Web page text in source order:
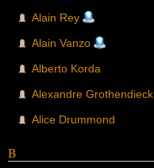
Alain Rey
Alain Vanzo
Alberto Korda
Alexandre Grothendieck
Alice Drummond
B